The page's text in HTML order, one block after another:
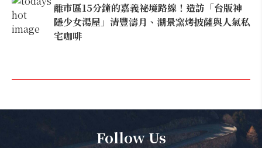
離市區15分鐘的嘉義祕境路線！造訪「台版神
隱少女湯屋」清豐濤月、湖景窯烤披薩與人氣私
宅咖啡
Follow Us